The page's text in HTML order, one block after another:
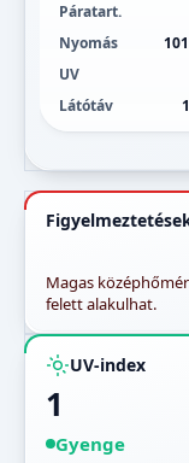
Páratart.
Nyomás
UV
Látótáv
Magas
felett alakulhat.
UV-index
1
Gyenge